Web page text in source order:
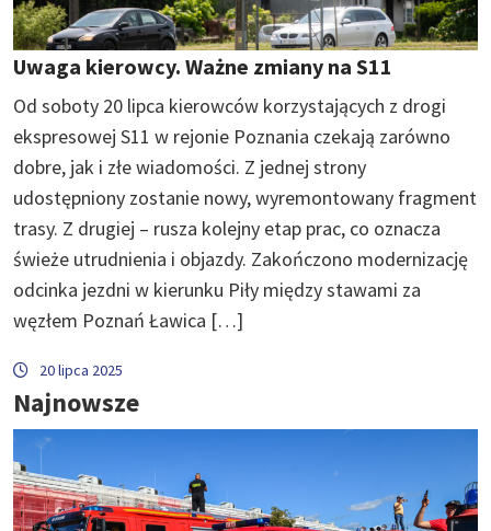
Uwaga kierowcy. Ważne zmiany na S11
Od soboty 20 lipca kierowców korzystających z drogi
ekspresowej S11 w rejonie Poznania czekają zarówno
dobre, jak i złe wiadomości. Z jednej strony
udostępniony zostanie nowy, wyremontowany fragment
trasy. Z drugiej – rusza kolejny etap prac, co oznacza
świeże utrudnienia i objazdy. Zakończono modernizację
odcinka jezdni w kierunku Piły między stawami za
węzłem Poznań Ławica […]
20 lipca 2025
Najnowsze